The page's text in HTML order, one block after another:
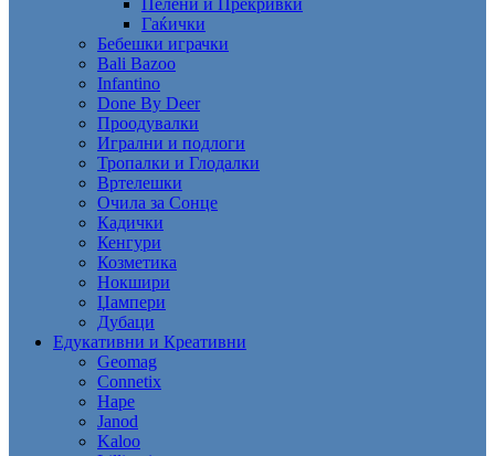
Гаќички
Бебешки играчки
Bali Bazoo
Infantino
Done By Deer
Проодувалки
Игрални и подлоги
Тропалки и Глодалки
Вртелешки
Очила за Сонце
Кадички
Кенгури
Козметика
Нокшири
Џампери
Дубаци
Едукативни и Креативни
Geomag
Connetix
Hape
Janod
Kaloo